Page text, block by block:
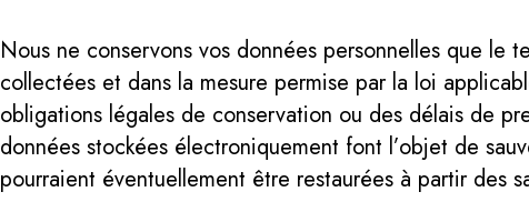
Nous ne conservons vos données personnelles que
collectées et dans la mesure permise par la loi
obligations légales de conservation ou des délais de
données stockées électroniquement font l’objet de
pourraient éventuellement être restaurées à partir des